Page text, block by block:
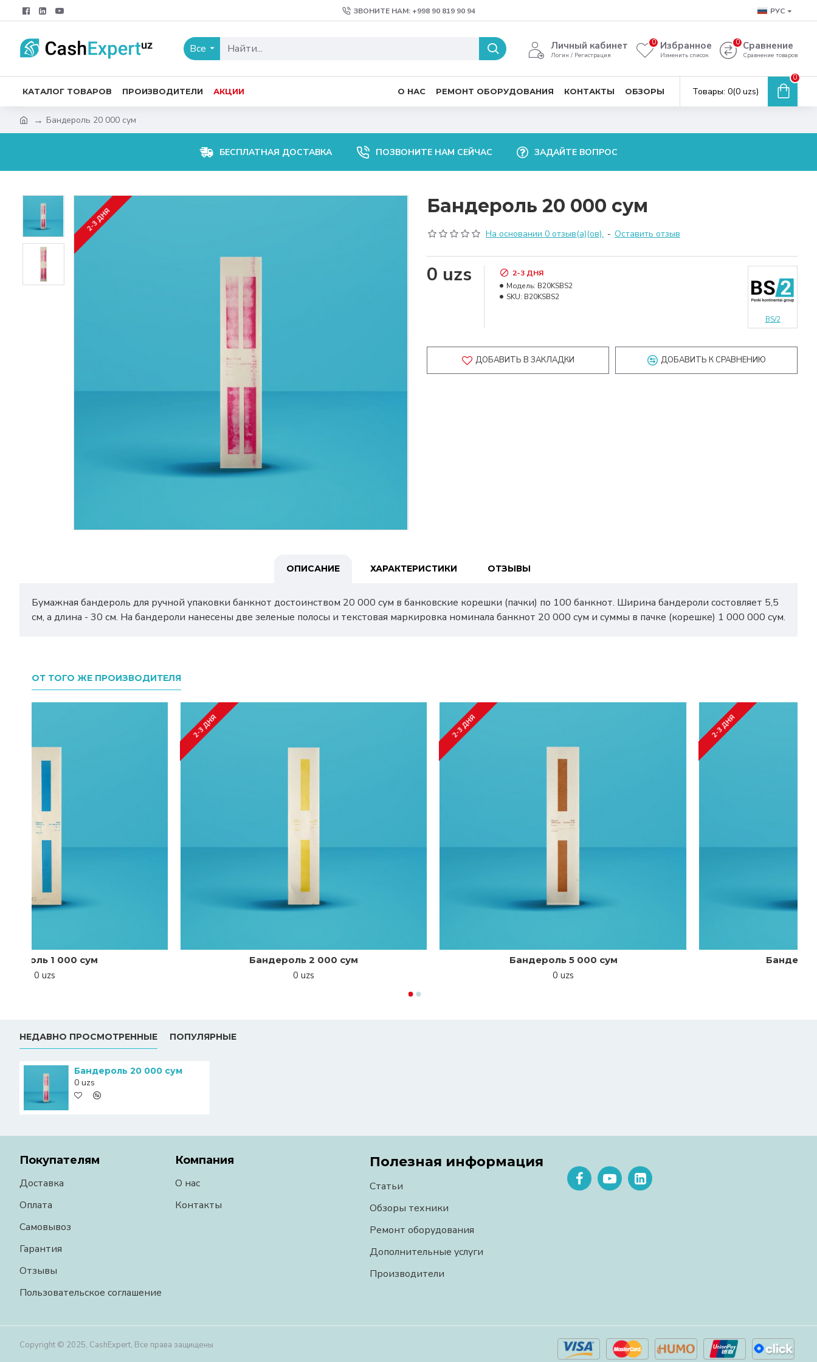
ЗВОНИТЕ НАМ: +998 90 819 90 94 РУС
Все Личный кабинет
Логин / Регистрация
Избранное
Изменить список
0 Сравнение
Сравнение товаров
0
КАТАЛОГ ТОВАРОВ ПРОИЗВОДИТЕЛИ АКЦИИ О НАС РЕМОНТ ОБОРУДОВАНИЯ КОНТАКТЫ ОБЗОРЫ Товары: 0(0 uzs)
0
Бандероль 20 000 сум
БЕСПЛАТНАЯ ДОСТАВКА ПОЗВОНИТЕ НАМ СЕЙЧАС ЗАДАЙТЕ ВОПРОС
2-3 ДНЯ
Бандероль 20 000 сум
На основании 0 отзыв(а)(ов). - Оставить отзыв
0 uzs
2-3 ДНЯ
Модель: B20KSBS2
SKU: B20KSBS2
BS/2
ДОБАВИТЬ В ЗАКЛАДКИ ДОБАВИТЬ К СРАВНЕНИЮ
ОПИСАНИЕ ХАРАКТЕРИСТИКИ ОТЗЫВЫ
Бумажная бандероль для ручной упаковки банкнот достоинством 20 000 сум в банковские корешки (пачки) по 100 банкнот. Ширина бандероли состовляет 5,5
см, а длина - 30 см. На бандероли нанесены две зеленые полосы и текстовая маркировка номинала банкнот 20 000 сум и суммы в пачке (корешке) 1 000 000 сум.
ОТ ТОГО ЖЕ ПРОИЗВОДИТЕЛЯ
НЕДАВНО ПРОСМОТРЕННЫЕ ПОПУЛЯРНЫЕ
Бандероль 20 000 сум
0 uzs
Покупателям
Доставка
Оплата
Самовывоз
Гарантия
Отзывы
Пользовательское соглашение
Компания
О нас
Контакты
Полезная информация
Статьи
Обзоры техники
Ремонт оборудования
Дополнительные услуги
Производители
Copyright © 2025, CashExpert, Все права защищены